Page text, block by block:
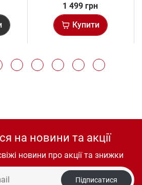
1 499 грн
Купити
на новини та акції
новини про акції та знижки
Підписатися